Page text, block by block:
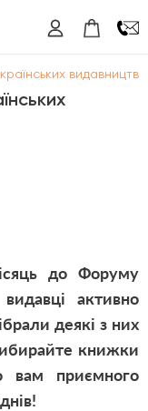
видавництв
до Форуму
активно
деякі з них
книжки
вам приємного